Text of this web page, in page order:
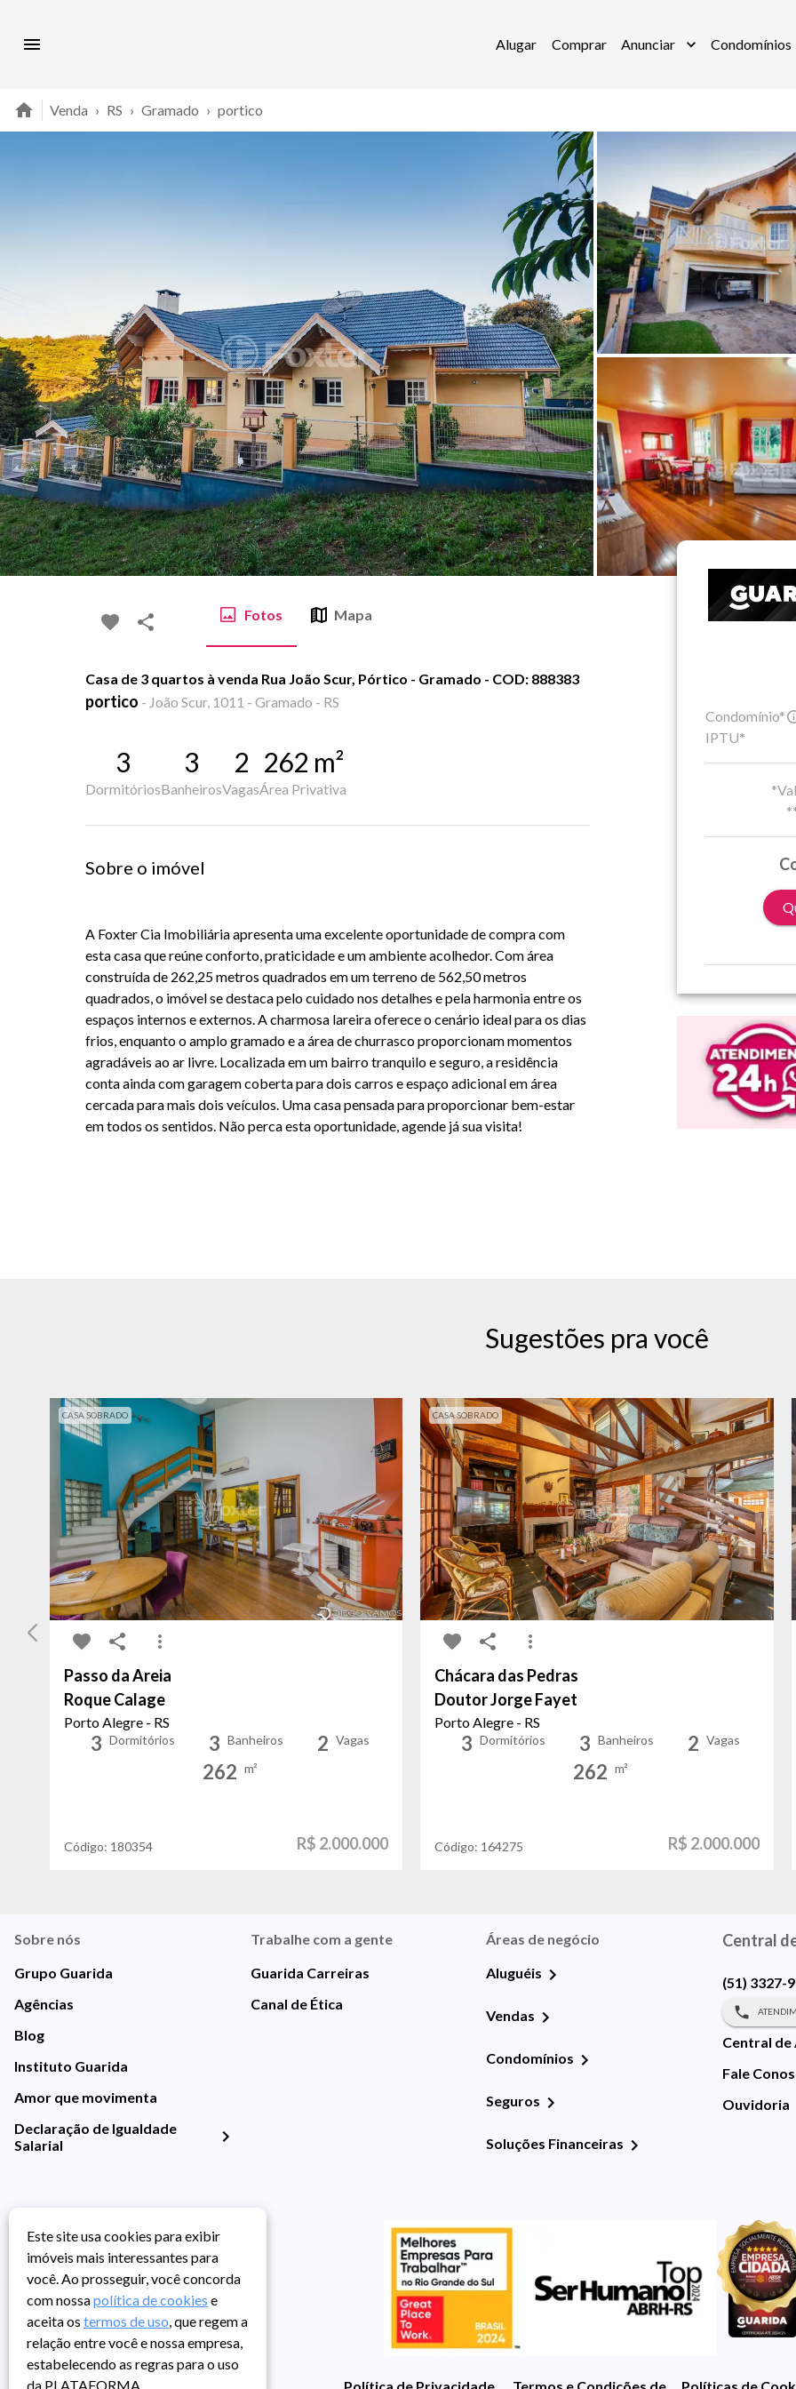
Alugar Comprar Anunciar Condomínios
Venda › RS › Gramado › portico
Fotos Mapa
Casa de 3 quartos à venda Rua João Scur, Pórtico - Gramado - COD: 888383
portico - João Scur, 1011 - Gramado - RS
3
Dormitórios
3
Banheiros
2
Vagas
262 m²
Área Privativa
Sobre o imóvel
A Foxter Cia Imobiliária apresenta uma excelente oportunidade de compra com
esta casa que reúne conforto, praticidade e um ambiente acolhedor. Com área
construída de 262,25 metros quadrados em um terreno de 562,50 metros
quadrados, o imóvel se destaca pelo cuidado nos detalhes e pela harmonia entre os
espaços internos e externos. A charmosa lareira oferece o cenário ideal para os dias
frios, enquanto o amplo gramado e a área de churrasco proporcionam momentos
agradáveis ao ar livre. Localizada em um bairro tranquilo e seguro, a residência
conta ainda com garagem coberta para dois carros e espaço adicional em área
cercada para mais dois veículos. Uma casa pensada para proporcionar bem-estar
em todos os sentidos. Não perca esta oportunidade, agende já sua visita!
Condomínio*
IPTU*
Sugestões pra você
CASA SOBRADO
Passo da Areia
Roque Calage
Porto Alegre - RS
3 Dormitórios 3 Banheiros 2 Vagas
262 m²
Código: 180354 R$ 2.000.000
CASA SOBRADO
Chácara das Pedras
Doutor Jorge Fayet
Porto Alegre - RS
3 Dormitórios 3 Banheiros 2 Vagas
262 m²
Código: 164275 R$ 2.000.000
Sobre nós
Grupo Guarida
Agências
Blog
Instituto Guarida
Amor que movimenta
Declaração de Igualdade
Salarial
Trabalhe com a gente
Guarida Carreiras
Canal de Ética
Áreas de negócio
Aluguéis
Vendas
Condomínios
Seguros
Soluções Financeiras
Central
(51) 3327-
Central de
Fale
Ouvidoria
Política de Privacidade Termos e Condições de UsoPolíticas de
Este site usa cookies para exibir
imóveis mais interessantes para
você. Ao prosseguir, você concorda
com nossapolítica de cookies e
aceita os termos de uso, que regem a
relação entre você e nossa empresa,
estabelecendo as regras para o uso
da PLATAFORMA.